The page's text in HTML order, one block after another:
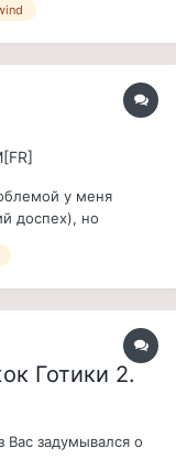
они не нужны -
у меня
доспех), но
он и
Готики 2.
задумывался о